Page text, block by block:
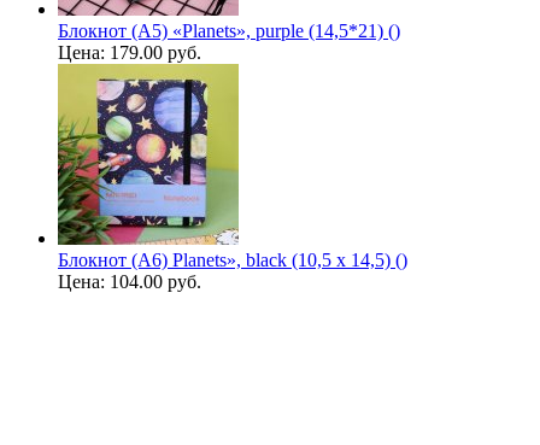
Блокнот (A5) «Planets», purple (14,5*21) ()
Цена: 179.00 руб.
Блокнот (A6) Planets», black (10,5 х 14,5) ()
Цена: 104.00 руб.